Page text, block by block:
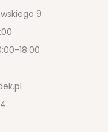
9
18:00